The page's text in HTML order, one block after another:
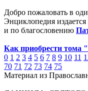
Добро пожаловать в
Энциклопедия
и по благословению
Как приобрести тома
0 1 2 3 4 5 6 7 8 9 10 11
70 71 72 73 74 75
Материал из